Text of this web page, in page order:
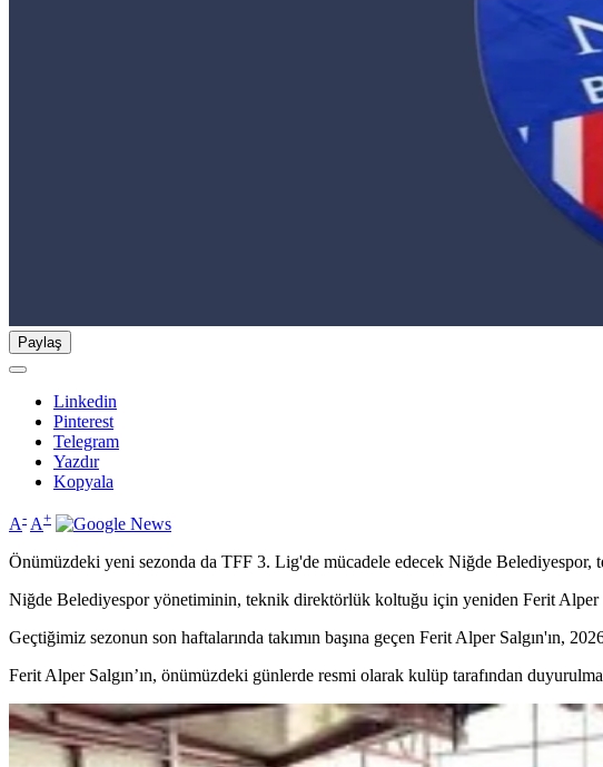
Paylaş
Linkedin
Pinterest
Telegram
Yazdır
Kopyala
A- A+
Önümüzdeki yeni sezonda da TFF 3. Lig'de mücadele edecek Niğde Belediyespor,
Niğde Belediyespor yönetiminin, teknik direktörlük koltuğu için yeniden Ferit Alper
Geçtiğimiz sezonun son haftalarında takımın başına geçen Ferit Alper Salgın'ın,
Ferit Alper Salgın’ın, önümüzdeki günlerde resmi olarak kulüp tarafından